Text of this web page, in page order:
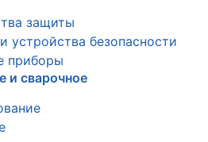
защиты
устройства безопасности
приборы
и сварочное